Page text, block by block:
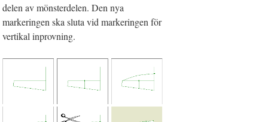
delen av mönsterdelen. Den nya
markeringen ska sluta vid markeringen för
vertikal inprovning.